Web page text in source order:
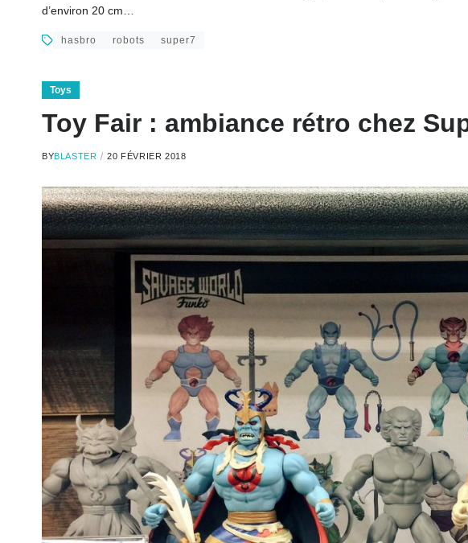
d’environ 20 cm…
hasbro robots super7
Toys
Toy Fair : ambiance rétro chez
BYBLASTER 20 FÉVRIER 2018